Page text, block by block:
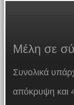
Μέλη σε
Συνολικά
απόκρυψη και